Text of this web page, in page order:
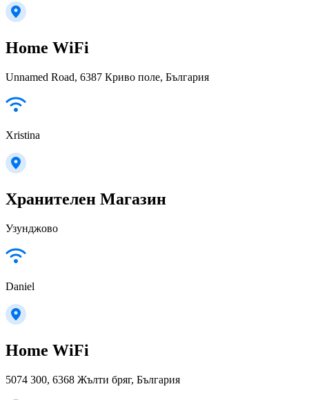
Home WiFi
Unnamed Road, 6387 Криво поле, България
Xristina
Хранителен Магазин
Узунджово
Daniel
Home WiFi
5074 300, 6368 Жълти бряг, България